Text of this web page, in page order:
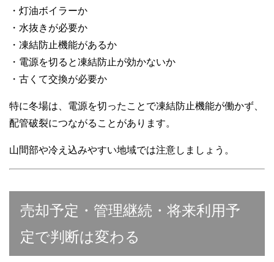
・灯油ボイラーか
・水抜きが必要か
・凍結防止機能があるか
・電源を切ると凍結防止が効かないか
・古くて交換が必要か
特に冬場は、電源を切ったことで凍結防止機能が働かず、
配管破裂につながることがあります。
山間部や冷え込みやすい地域では注意しましょう。
売却予定・管理継続・将来利用予
定で判断は変わる